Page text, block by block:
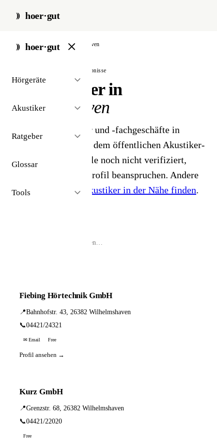
hoer·gut
hoer·gut
Hörgeräte
Akustiker
Ratgeber
Glossar
Tools
start / akustiker / wilhelmshaven
// stadt · wilhelmshaven · 5 ergebnisse
Hörakustiker in
Wilhelmshaven
5 Hörgeräteakustiker und -fachgeschäfte in
Wilhelmshaven. Aus dem öffentlichen Akustiker-
Bestand 2026 - Profile noch nicht verifiziert,
Inhaber können ihr Profil beanspruchen. Andere
Stadt gesucht?
Hörakustiker in der Nähe finden.
Fiebing Hörtechnik GmbH
📍Bahnhofstr. 43, 26382 Wilhelmshaven
📞04421/24321
✉ Email Free
Profil ansehen →
Kurz GmbH
📍Grenzstr. 68, 26382 Wilhelmshaven
📞04421/22020
Free